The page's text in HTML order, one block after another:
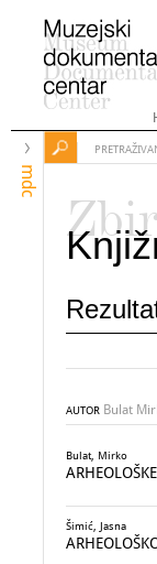
mdc
AUTOR Bulat
Bulat, Mirko
Šimić, Jasna